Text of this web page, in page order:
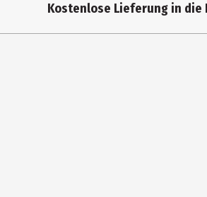
The Rolling Stones
Kostenlose Lieferung in die